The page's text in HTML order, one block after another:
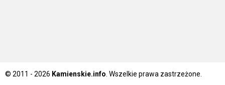
© 2011 - 2026 Kamienskie.info . Wszelkie prawa zastrzeżone.